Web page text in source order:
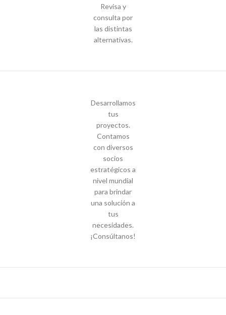
Revisa y
consulta por
las distintas
alternativas.
Desarrollamos
tus
proyectos.
Contamos
con diversos
socios
estratégicos a
nivel mundial
para brindar
una solución a
tus
necesidades.
¡Consúltanos!